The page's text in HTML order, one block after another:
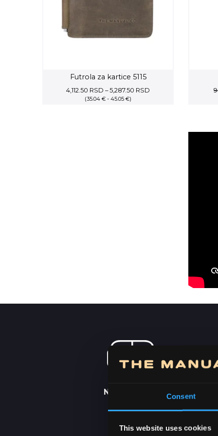
Consent
This website uses cookies
Futrola za kartice 5115
4,112.50 RSD – 5,287.50 RSD
(35.04 € - 45.05 €)
NARUČITE OD